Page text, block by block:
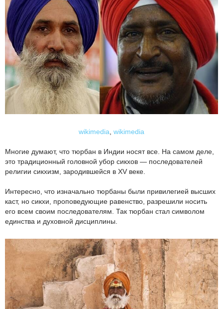
wikimedia wikimedia
Многие думают, что тюрбан в Индии носят все. На самом деле,
это традиционный головной убор сикхов — последователей
религии сикхизм, зародившейся в XV веке.
Интересно, что изначально тюрбаны были привилегией высших
каст, но сикхи, проповедующие равенство, разрешили носить
его всем своим последователям. Так тюрбан стал символом
единства и духовной дисциплины.